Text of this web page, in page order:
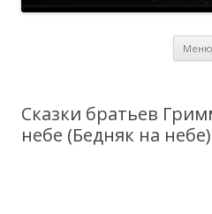
Меню
Сказки братьев
небе (Бедняк на небе)